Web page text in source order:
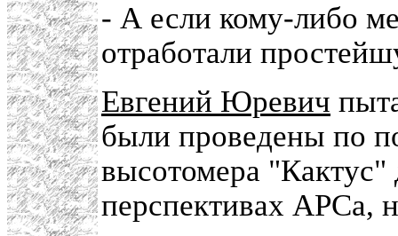
- А если кому-либо
отработали
Евгений Юревич
были проведены по
высотомера "Кактус"
перспективах АРСа,